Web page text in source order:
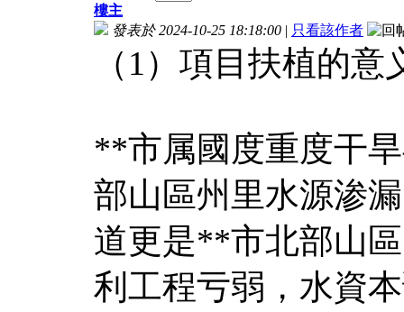
樓主
發表於 2024-10-25 18:18:00 | 只看該作者
（1）項目扶植的意
**市属國度重度干
部山區州里水源渗
道更是**市北部山
利工程亏弱，水資